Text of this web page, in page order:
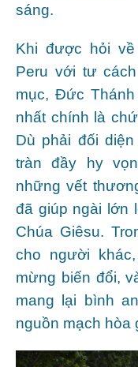
sáng.
Khi được hỏi
Peru với tư
mục, Đức
nhất chính là
Dù phải đối
tràn đầy hy
những vết
đã giúp ngài lớn
Chúa Giêsu.
cho người
mừng biến đổi,
mang lại bình
nguồn mạch hòa